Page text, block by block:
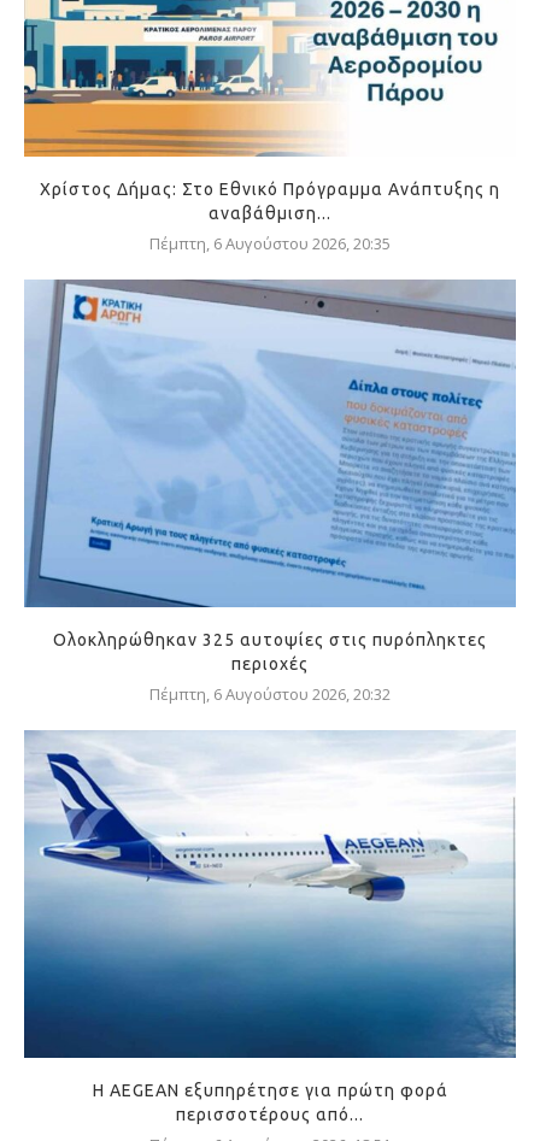
Χρίστος Δήμας: Στο Εθνικό Πρόγραμμα Ανάπτυξης η
αναβάθμιση...
Πέμπτη, 6 Αυγούστου 2026, 20:35
Ολοκληρώθηκαν 325 αυτοψίες στις πυρόπληκτες
περιοχές
Πέμπτη, 6 Αυγούστου 2026, 20:32
Η AEGEAN εξυπηρέτησε για πρώτη φορά
περισσοτέρους από...